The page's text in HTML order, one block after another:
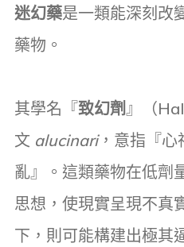
迷幻藥是一類能深刻改
藥物。
其學名『致幻劑』（
文 alucinari，意指『心
亂』。這類藥物在低劑
思想，使現實呈現不真
下，則可能構建出極其